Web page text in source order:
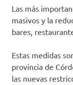
Las más
masivos y la
bares,
Estas medidas
provincia de
las nuevas